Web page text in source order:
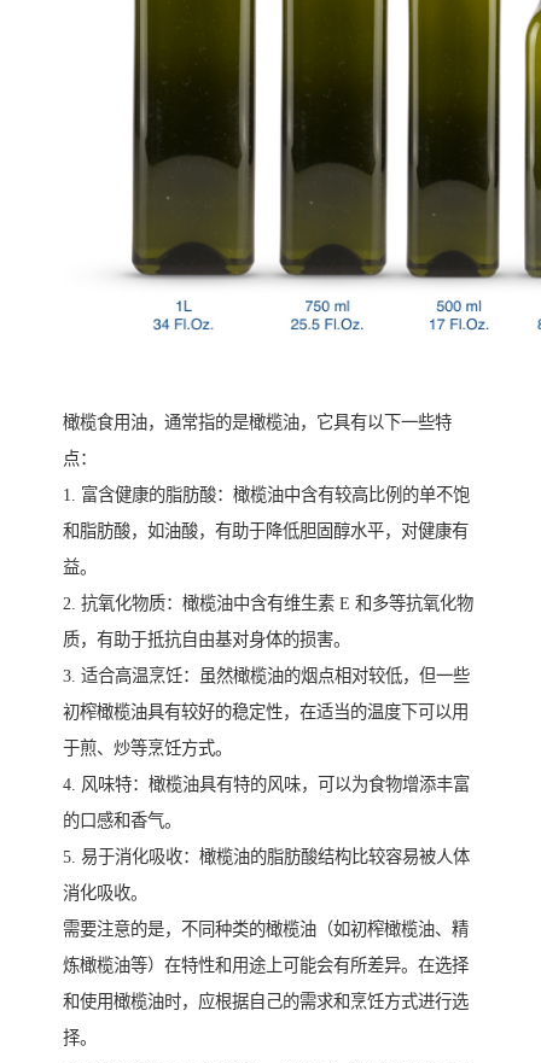
橄榄食用油，通常指的是橄榄油，它具有以下一些特
点：
1. 富含健康的脂肪酸：橄榄油中含有较高比例的单不饱
和脂肪酸，如油酸，有助于降低胆固醇水平，对健康有
益。
2. 抗氧化物质：橄榄油中含有维生素 E 和多等抗氧化物
质，有助于抵抗自由基对身体的损害。
3. 适合高温烹饪：虽然橄榄油的烟点相对较低，但一些
初榨橄榄油具有较好的稳定性，在适当的温度下可以用
于煎、炒等烹饪方式。
4. 风味特：橄榄油具有特的风味，可以为食物增添丰富
的口感和香气。
5. 易于消化吸收：橄榄油的脂肪酸结构比较容易被人体
消化吸收。
需要注意的是，不同种类的橄榄油（如初榨橄榄油、精
炼橄榄油等）在特性和用途上可能会有所差异。在选择
和使用橄榄油时，应根据自己的需求和烹饪方式进行选
择。